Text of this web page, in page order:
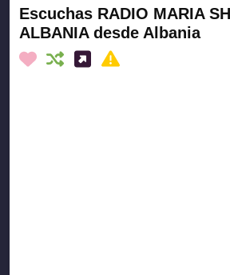
Escuchas RADIO MARIA
ALBANIA desde Albania